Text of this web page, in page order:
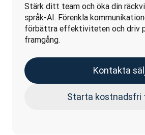
Stärk ditt team och öka din
språk-AI. Förenkla
förbättra effektiviteten och driv
framgång.
Kontakta
Starta kostnadsfri